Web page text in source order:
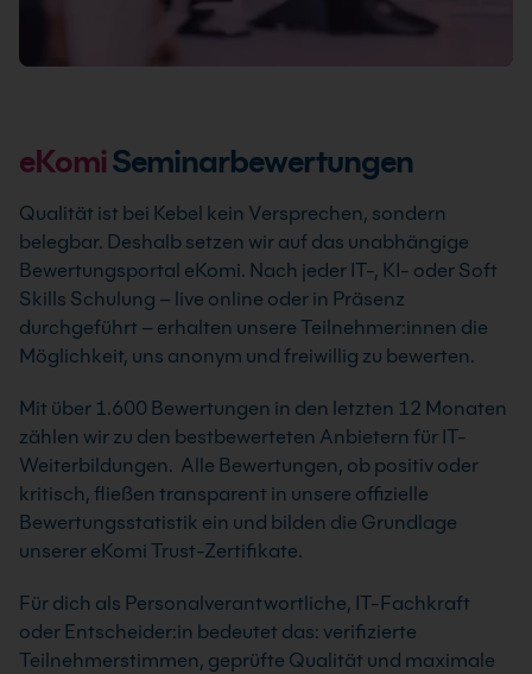
eKomiSeminarbewertungen
Qualität ist bei Kebel kein Versprechen, sondern
belegbar. Deshalb setzen wir auf das unabhängige
Bewertungsportal eKomi. Nach jeder IT-, KI- oder Soft
Skills Schulung – live online oder in Präsenz
durchgeführt – erhalten unsere Teilnehmer:innen die
Möglichkeit, uns anonym und freiwillig zu bewerten.
Mit über 1.600 Bewertungen in den letzten 12 Monaten
zählen wir zu den bestbewerteten Anbietern für IT-
Weiterbildungen. Alle Bewertungen, ob positiv oder
kritisch, fließen transparent in unsere offizielle
Bewertungsstatistik ein und bilden die Grundlage
unserer eKomi Trust-Zertifikate.
Für dich als Personalverantwortliche, IT-Fachkraft
oder Entscheider:in bedeutet das: verifizierte
Teilnehmerstimmen, geprüfte Qualität und maximale